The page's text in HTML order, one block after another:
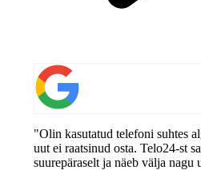
"Olin kasutatud telefoni suhtes
uut ei raatsinud osta. Telo24-st
suurepäraselt ja näeb välja